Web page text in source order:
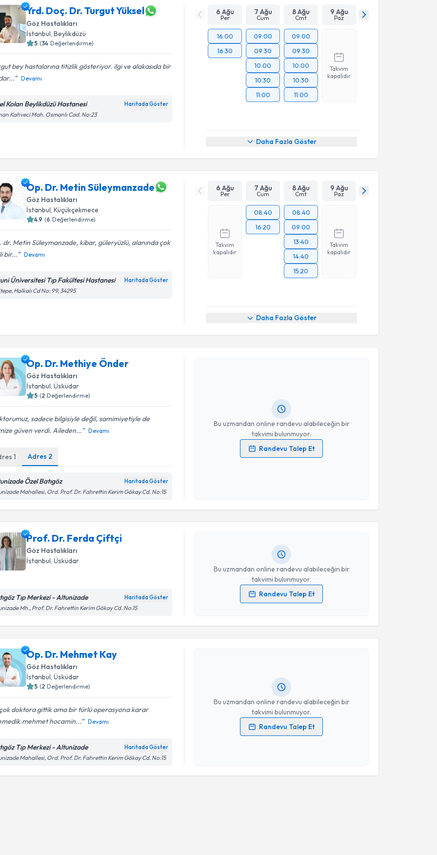
Takvim Talebini Gönder
Yrd. Doç. Dr. Turgut Yüksel
Göz Hastalıkları
İstanbul , Beylikdüzü
5 (34 Değerlendirme)
bey hastalarına titizlik gösteriyor. ilgi ve alakasıda bir
Devamı
Kolan Beylikdüzü Hastanesi Haritada Göster
Kahveci Mah. Osmanlı Cad. No:23
6 Ağu
Per
7 Ağu
Cum
8 Ağu
Cmt
9 Ağu
Paz
16:00
16:30
09:00
09:30
10:00
10:30
11:00
09:00
09:30
10:00
10:30
11:00
Takvim
kapalıdır
Daha Fazla Göster
Op. Dr. Metin Süleymanzade
Göz Hastalıkları
İstanbul, Küçükçekmece
4.9 (6 Değerlendirme)
dr. Metin Süleymanzade, kibar, güleryüzlü, alanında çok
bir...
Devamı
Üniversitesi Tıp Fakültesi Hastanesi Haritada Göster
Halkalı Cd No: 99, 34295
6 Ağu
Per
7 Ağu
Cum
8 Ağu
Cmt
9 Ağu
Paz
Takvim
kapalıdır
08:40
16:20
08:40
09:00
13:40
14:40
15:20
Takvim
kapalıdır
Daha Fazla Göster
Op. Dr. Methiye Önder
Göz Hastalıkları
İstanbul , Üsküdar
5 (2 Değerlendirme)
sadece bilgisiyle değil, samimiyetiyle de
güven verdi. Aileden...
Devamı
1 Adres 2
Özel Batıgöz Haritada Göster
Mahallesi, Ord. Prof. Dr. Fahrettin Kerim Gökay Cd. No:15
Bu uzmandan online randevu alabileceğin bir
takvimi bulunmuyor.
Randevu Talep Et
Kişisel verilerimin işlenmesine ilişkinAydınlatma Metni
Takvim Talebini Gönder
Prof. Dr. Ferda Çiftçi
Göz Hastalıkları
İstanbul , Üsküdar
Tıp Merkezi - Altunizade Haritada Göster
Mh., Prof. Dr. Fahrettin Kerim Gökay Cd. No.15
Bu uzmandan online randevu alabileceğin bir
takvimi bulunmuyor.
Randevu Talep Et
Kişisel verilerimin işlenmesine ilişkinAydınlatma Metni
Op. Dr. Mehmet Kay
Göz Hastalıkları
İstanbul , Üsküdar
5 (2 Değerlendirme)
doktora gittik ama bir türlü operasyona karar
hocamin...
Devamı
Tıp Merkezi - Altunizade Haritada Göster
Mahallesi, Ord. Prof. Dr. Fahrettin Kerim Gökay Cd. No:15
Bu uzmandan online randevu alabileceğin bir
takvimi bulunmuyor.
Randevu Talep Et
Randevu Takvimi Talebi
Op. Dr. Mehmet Kay
Kişisel verilerimin işlenmesine ilişkinAydınlatma Metni